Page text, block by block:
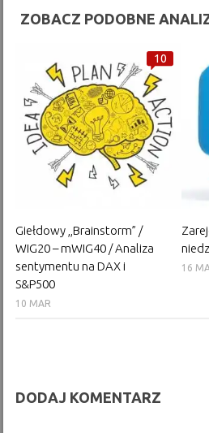
ZOBACZ PODOBNE
10
Giełdowy ,,Brainstorm” /
WIG20 – mWIG40 / Analiza
sentymentu na DAX i
S&P500
10 MAR
16
DODAJ KOMENTARZ